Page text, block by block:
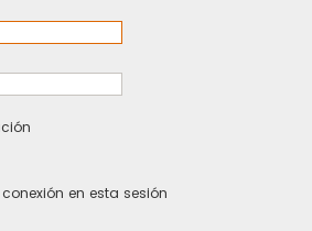
en esta sesión